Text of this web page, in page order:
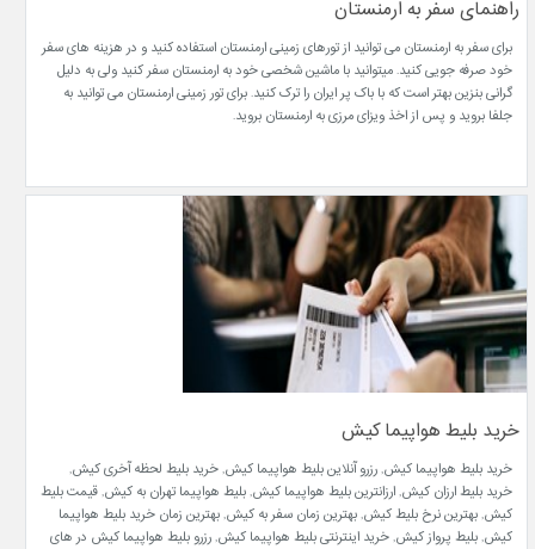
راهنمای سفر به ارمنستان
برای سفر به ارمنستان می توانید از تورهای زمینی ارمنستان استفاده کنید و در هزینه های سفر
خود صرفه جویی کنید. میتوانید با ماشین شخصی خود به ارمنستان سفر کنید ولی به دلیل
گرانی بنزین بهتر است که با باک پر ایران را ترک کنید. برای تور زمینی ارمنستان می توانید به
جلفا بروید و پس از اخذ ویزای مرزی به ارمنستان بروید.
خرید بلیط هواپیما کیش
خرید بلیط هواپیما کیش, رزرو آنلاین بلیط هواپیما کیش, خرید بلیط لحظه آخری کیش,
خرید بلیط ارزان کیش, ارزانترین بلیط هواپیما کیش, بلیط هواپیما تهران به کیش, قیمت بلیط
کیش, بهترین نرخ بلیط کیش, بهترین زمان سفر به کیش, بهترین زمان خرید بلیط هواپیما
کیش, بلیط پرواز کیش, خرید اینترنتی بلیط هواپیما کیش, رزرو بلیط هواپیما کیش در های